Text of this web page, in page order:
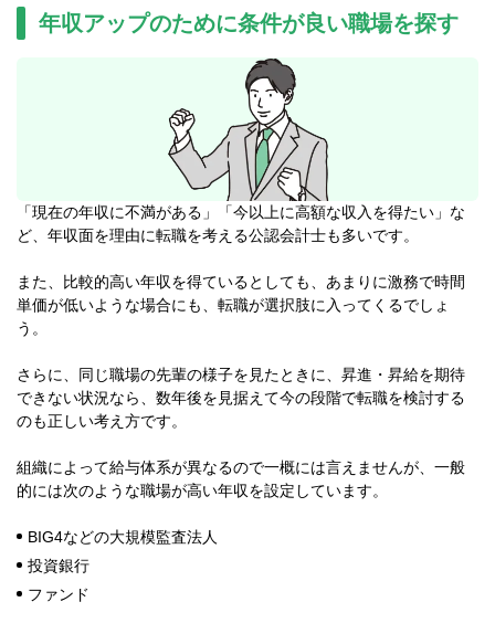
年収アップのために条件が良い職場を探す
「現在の年収に不満がある」「今以上に高額な収入を得たい」な
ど、年収面を理由に転職を考える公認会計士も多いです。
また、比較的高い年収を得ているとしても、あまりに激務で時間
単価が低いような場合にも、転職が選択肢に入ってくるでしょ
う。
さらに、同じ職場の先輩の様子を見たときに、昇進・昇給を期待
できない状況なら、数年後を見据えて今の段階で転職を検討する
のも正しい考え方です。
組織によって給与体系が異なるので一概には言えませんが、一般
的には次のような職場が高い年収を設定しています。
BIG4などの大規模監査法人
投資銀行
ファンド